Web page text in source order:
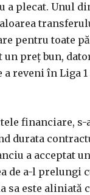
a plecat. Unul
pentru toate
un preț bun,
reveni în Liga
financiare,
durata
a acceptat
de a-l prelungi
sa este aliniată